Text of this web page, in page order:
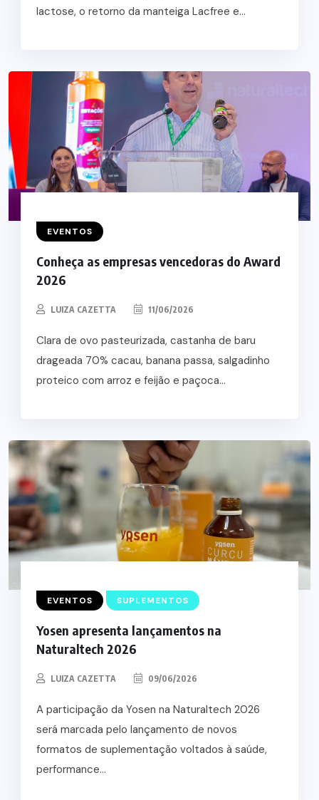
lactose, o retorno da manteiga Lacfree e...
EVENTOS
Conheça as empresas vencedoras do Award
2026
LUIZA CAZETTA 11/06/2026
Clara de ovo pasteurizada, castanha de baru
drageada 70% cacau, banana passa, salgadinho
proteico com arroz e feijão e paçoca...
EVENTOS SUPLEMENTOS
Yosen apresenta lançamentos na
Naturaltech 2026
LUIZA CAZETTA 09/06/2026
A participação da Yosen na Naturaltech 2026
será marcada pelo lançamento de novos
formatos de suplementação voltados à saúde,
performance...